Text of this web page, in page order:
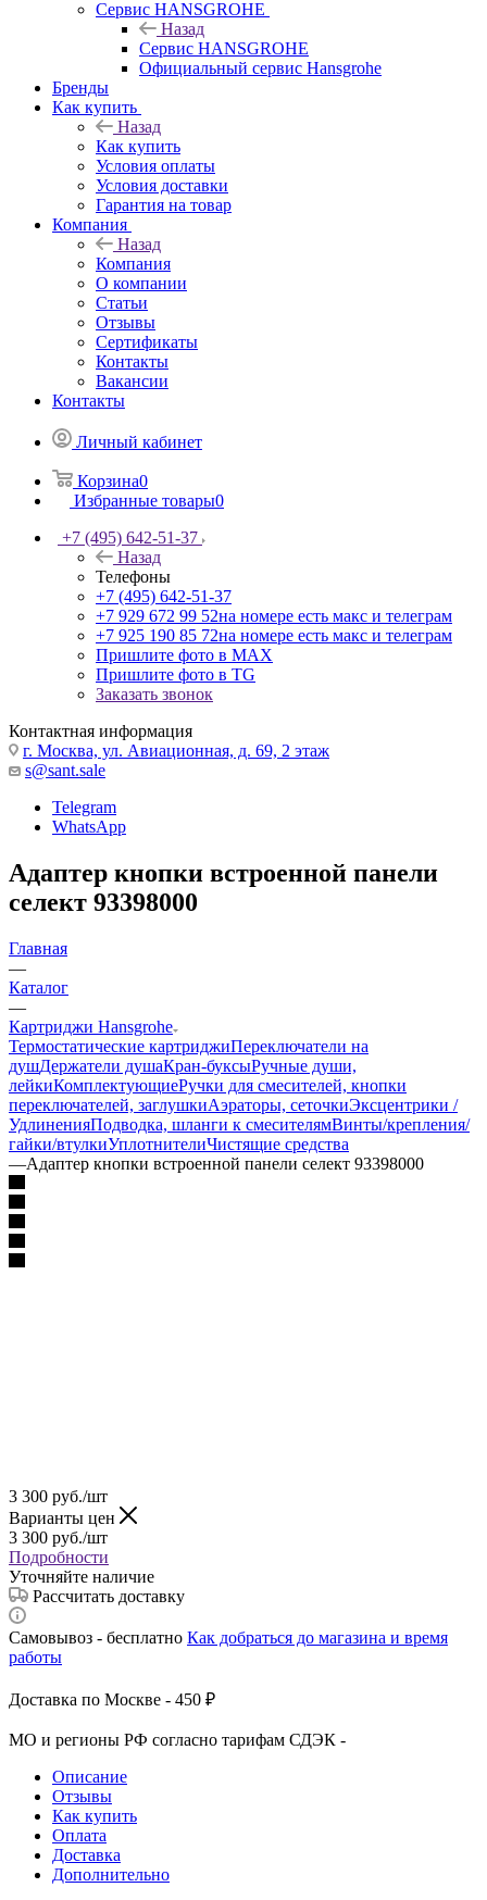
Сервис HANSGROHE
Назад
Сервис HANSGROHE
Официальный сервис Hansgrohe
Бренды
Как купить
Назад
Как купить
Условия оплаты
Условия доставки
Гарантия на товар
Компания
Назад
Компания
О компании
Статьи
Отзывы
Сертификаты
Контакты
Вакансии
Контакты
Личный кабинет
Корзина0
Избранные товары0
+7 (495) 642-51-37
Назад
Телефоны
+7 (495) 642-51-37
+7 929 672 99 52на номере есть макс и телеграм
+7 925 190 85 72на номере есть макс и телеграм
Пришлите фото в MAX
Пришлите фото в TG
Заказать звонок
Контактная информация
г. Москва, ул. Авиационная, д. 69, 2 этаж
s@sant.sale
Telegram
WhatsApp
Адаптер кнопки встроенной панели
селект 93398000
Главная
—
Каталог
—
Картриджи Hansgrohe
Термостатические картриджиПереключатели на
душДержатели душаКран-буксыРучные души,
лейкиКомплектующиеРучки для смесителей, кнопки
переключателей, заглушкиАэраторы, сеточкиЭксцентрики /
УдлиненияПодводка, шланги к смесителямВинты/крепления/
гайки/втулкиУплотнителиЧистящие средства
—Адаптер кнопки встроенной панели селект 93398000
3 300 руб./шт
Варианты цен
3 300 руб./шт
Подробности
Уточняйте наличие
Рассчитать доставку
Самовывоз - бесплатно Как добраться до магазина и время
работы
Доставка по Москве - 450 ₽
МО и регионы РФ согласно тарифам СДЭК -
Описание
Отзывы
Как купить
Оплата
Доставка
Дополнительно